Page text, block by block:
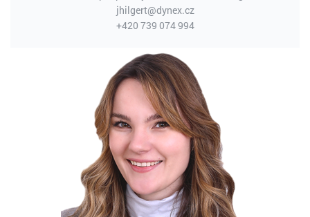
jhilgert@dynex.cz
+420 739 074 994